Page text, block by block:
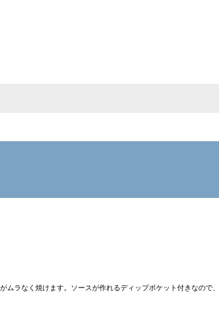
ラなく焼けます。ソースが作れるディップポケット付きなので